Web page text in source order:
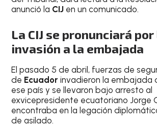
anunció la CIJ en un comunicado.
La CIJ se pronunciará por
invasión a la embajada
El pasado 5 de abril, fuerzas de
de Ecuador invadieron la embajada
ese país y se llevaron bajo arresto al
exvicepresidente ecuatoriano Jorge
encontraba en la legación
de asilado.